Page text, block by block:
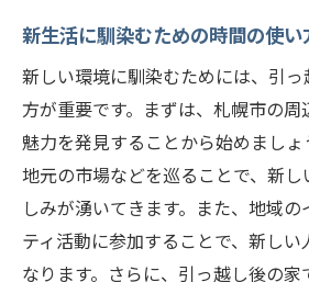
新生活に馴染むための時間の使い
新しい環境に馴染むためには、引
方が重要です。まずは、札幌市の
魅力を発見することから始めましょ
地元の市場などを巡ることで、新
しみが湧いてきます。また、地域
ティ活動に参加することで、新しい
なります。さらに、引っ越し後の